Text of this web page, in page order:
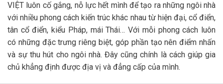
VIỆT luôn cố gắng, nỗ lực hết mình để tạo ra những ngôi nhà
với nhiều phong cách kiến trúc khác nhau từ hiện đại, cổ điển,
tân cổ điển, kiểu Pháp, mái Thái… Với mỗi phong cách luôn
có những đặc trưng riêng biệt, góp phần tạo nên điểm nhấn
và sự thu hút cho ngôi nhà. Đây cũng chính là cách giúp gia
chủ khẳng định được địa vị và đẳng cấp của mình.